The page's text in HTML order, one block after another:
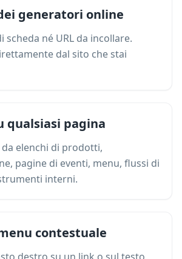
generatori online
scheda né URL da incollare.
dal sito che stai
qualsiasi pagina
da elenchi di prodotti,
pagine di eventi, menu, flussi di
interni.
contestuale